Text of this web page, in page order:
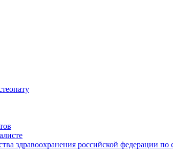
здравоохранения российской федерации по